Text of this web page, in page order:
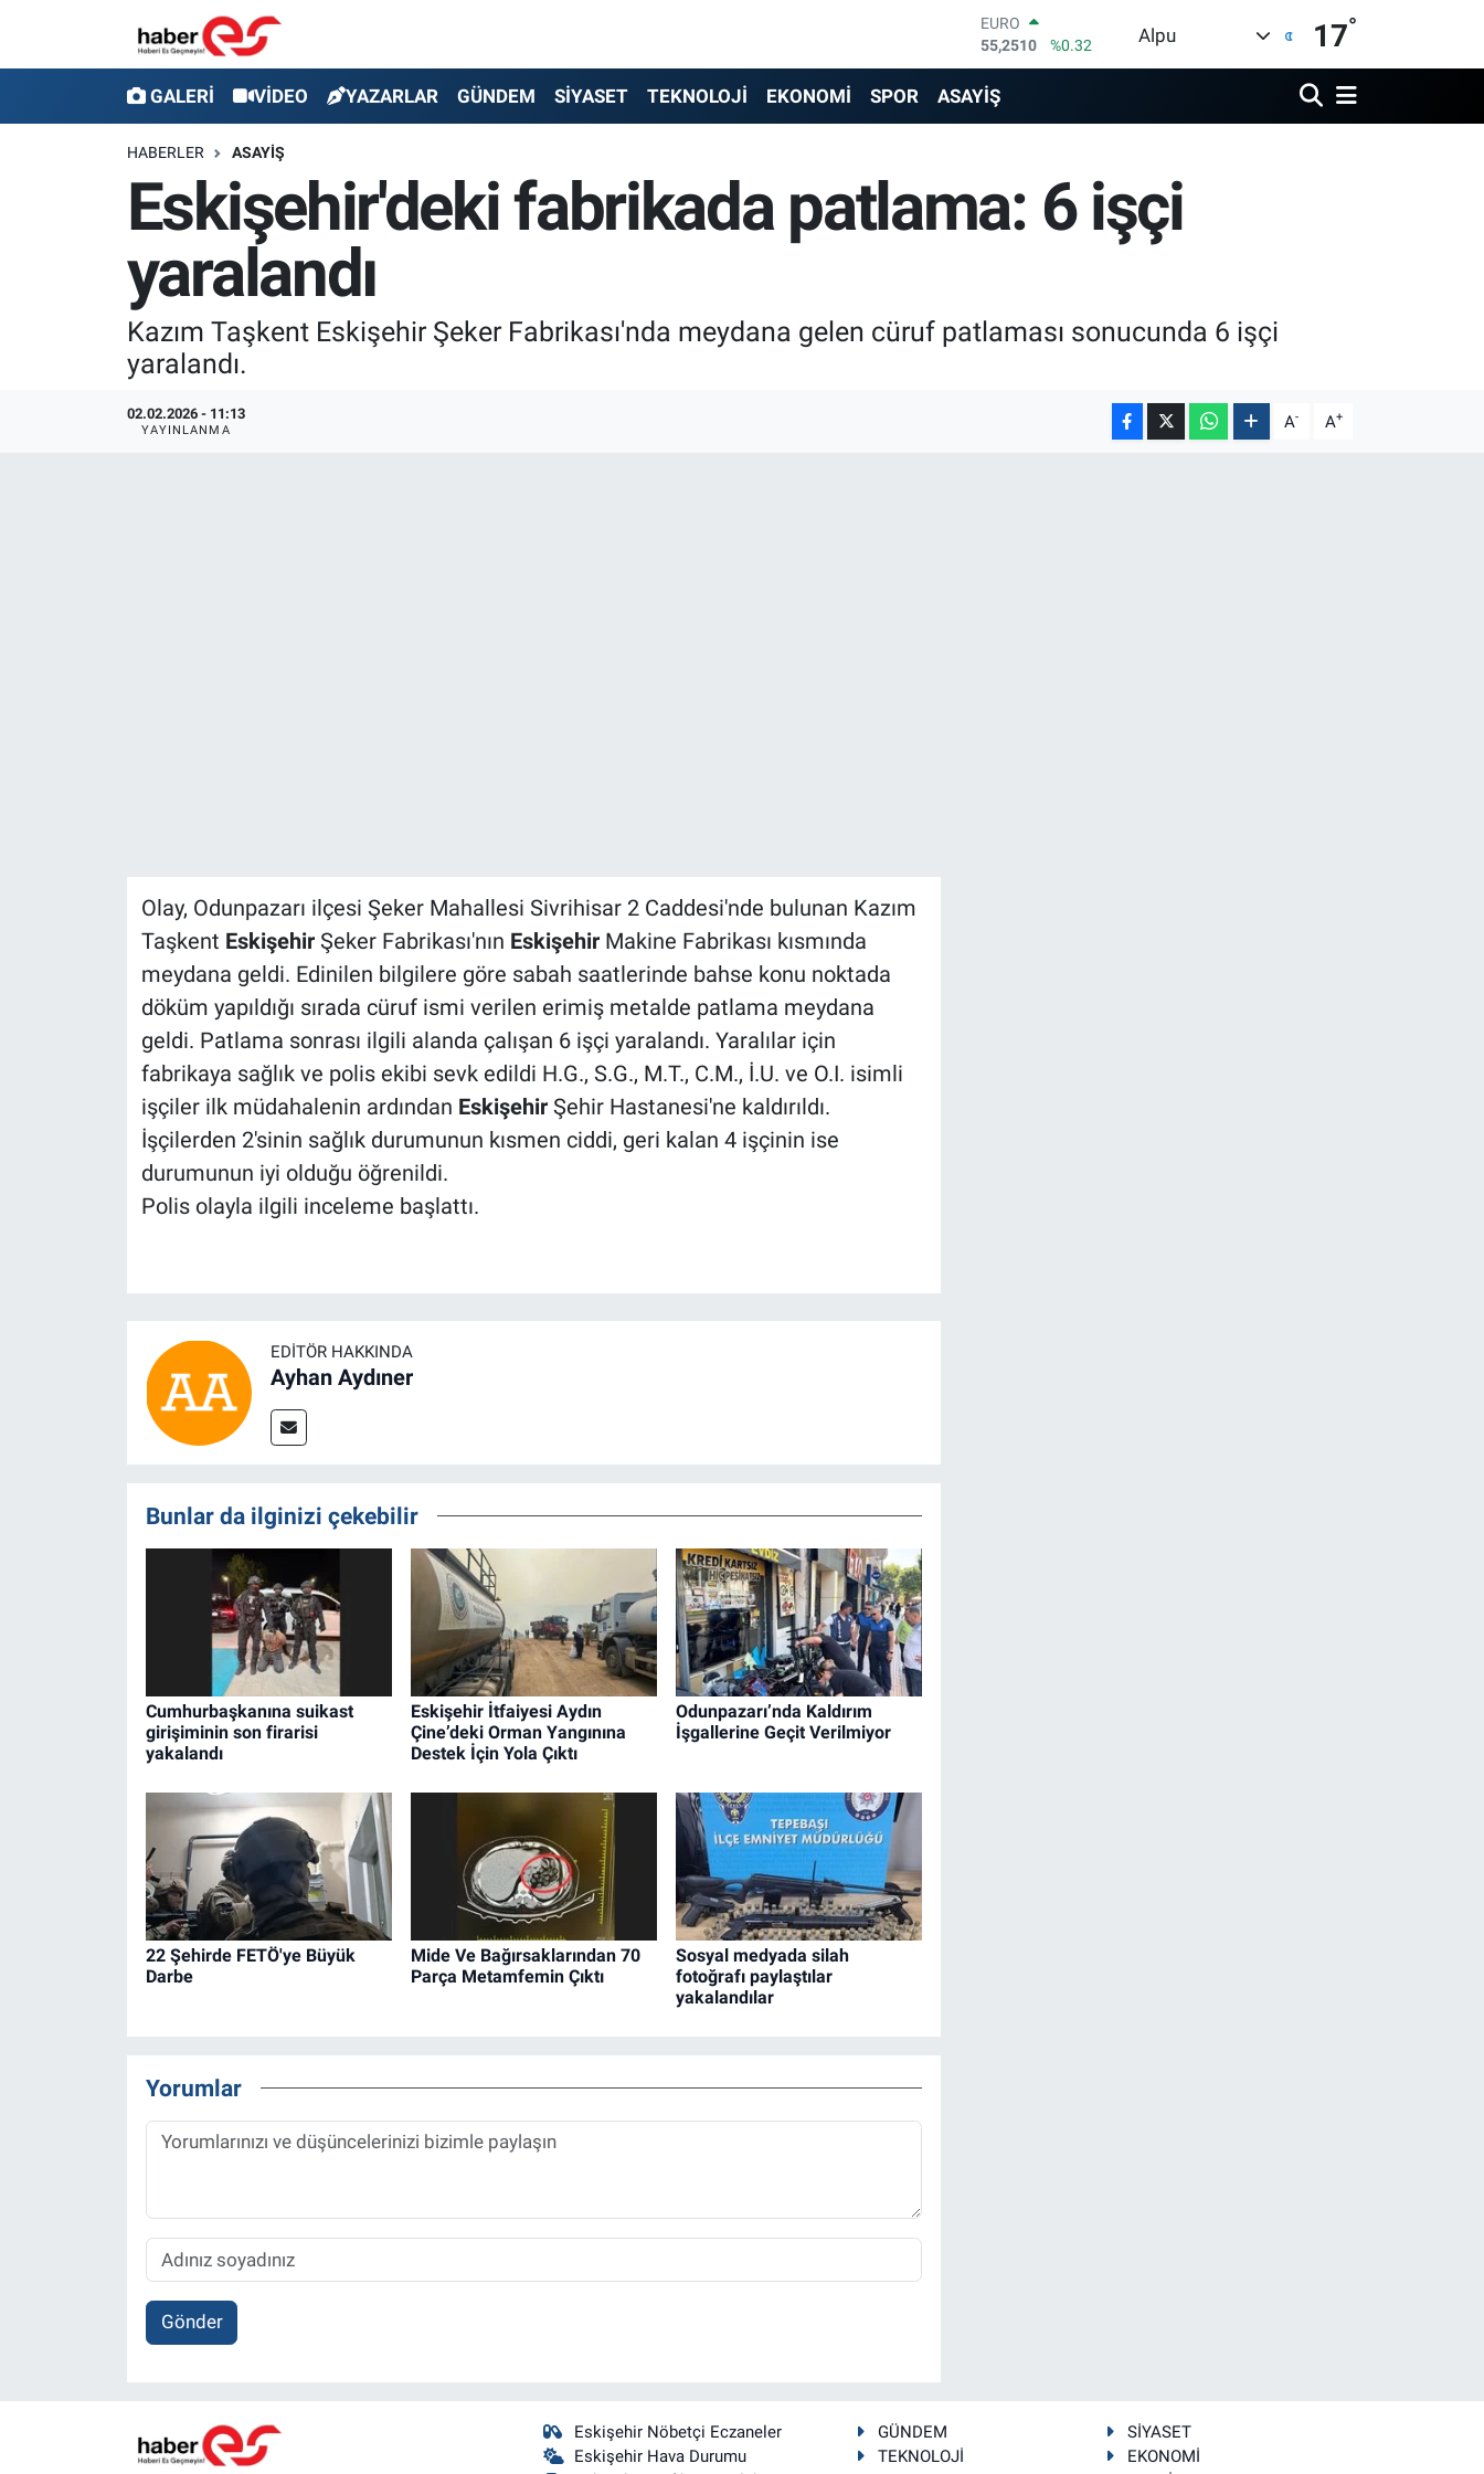
EURO
55,2510
%0.32
STERLİN
64,4811
GRAM ALTIN
BITCOIN
64.960,21
%0.87
Alpu 17°
GALERİ VİDEO YAZARLAR GÜNDEM SİYASET TEKNOLOJİ EKONOMİ SPOR ASAYİŞ
HABERLER ASAYİŞ
Eskişehir'deki fabrikada patlama: 6 işçi
yaralandı
Kazım Taşkent Eskişehir Şeker Fabrikası'nda meydana gelen cüruf patlaması sonucunda 6 işçi
yaralandı.
02.02.2026 - 11:13
YAYINLANMA A- A+
Olay, Odunpazarı ilçesi Şeker Mahallesi Sivrihisar 2 Caddesi'nde bulunan Kazım
Taşkent EskişehirŞeker Fabrikası'nın EskişehirMakine Fabrikası kısmında
meydana geldi. Edinilen bilgilere göre sabah saatlerinde bahse konu noktada
döküm yapıldığı sırada cüruf ismi verilen erimiş metalde patlama meydana
geldi. Patlama sonrası ilgili alanda çalışan 6 işçi yaralandı. Yaralılar için
fabrikaya sağlık ve polis ekibi sevk edildi H.G., S.G., M.T., C.M., İ.U. ve O.I. isimli
işçiler ilk müdahalenin ardından EskişehirŞehir Hastanesi'ne kaldırıldı.
İşçilerden 2'sinin sağlık durumunun kısmen ciddi, geri kalan 4 işçinin ise
durumunun iyi olduğu öğrenildi.
Polis olayla ilgili inceleme başlattı.
EDITÖR HAKKINDA
Ayhan Aydıner
Bunlar da ilginizi çekebilir
Cumhurbaşkanına suikast
girişiminin son firarisi
yakalandı
Eskişehir İtfaiyesi Aydın
Çine’deki Orman Yangınına
Destek İçin Yola Çıktı
Odunpazarı’nda Kaldırım
İşgallerine Geçit Verilmiyor
22 Şehirde FETÖ'ye Büyük
Darbe
Mide Ve Bağırsaklarından 70
Parça Metamfemin Çıktı
Sosyal medyada silah
fotoğrafı paylaştılar
yakalandılar
Yorumlar
Gönder
Eskişehir Nöbetçi Eczaneler
Eskişehir Hava Durumu
GÜNDEM
SİYASET
TEKNOLOJİ
EKONOMİ
YAZARLAR
SİYASET
TEKNOLOJİ
EKONOMİ
Eskişehir Nöbetçi Eczaneler
Eskişehir Trafik Yoğunluk Haritası
Süper Lig Puan Durumu ve Fikstür
Tüm Manşetler
Son Dakika Haberleri
Haber Arşivi